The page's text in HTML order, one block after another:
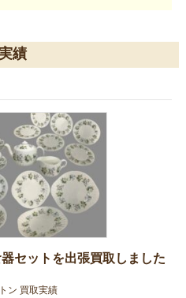
績
セットを出張買取しました
ン 買取実績